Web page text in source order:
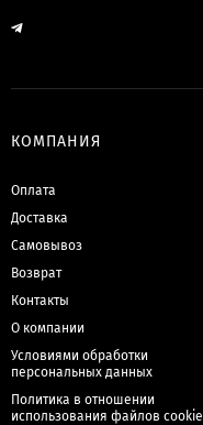
КОМПАНИЯ
Оплата
Доставка
Самовывоз
Возврат
Контакты
О компании
Условиями обработки
персональных данных
Политика в отношении
использования файлов cookie